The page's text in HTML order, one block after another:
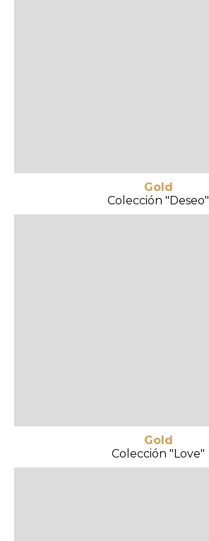
Gold
Colección "Deseo"
Gold
Colección "Love"